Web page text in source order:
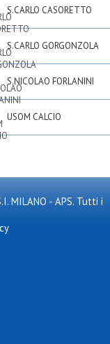
S.CARLO CASORETTO
S.CARLO GORGONZOLA
S.NICOLAO FORLANINI
USOM CALCIO
MILANO - APS. Tutti i